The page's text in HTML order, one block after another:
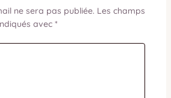
ne sera pas publiée. Les champs
avec *